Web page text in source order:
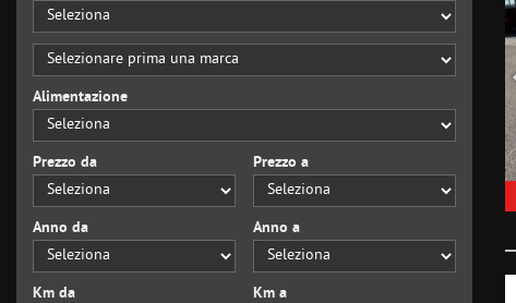
Alimentazione
Prezzo da Prezzo a
Anno da Anno a
Km da Km a